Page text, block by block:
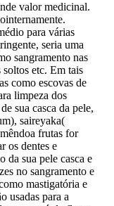
valor medicinal.
para várias
seria uma
sangramento nas
soltos etc. Em tais
como escovas de
limpeza dos
sua casca da pele,
saireyaka(
frutas for
os dentes e
da sua pele casca e
no sangramento e
mastigatória e
usadas para a